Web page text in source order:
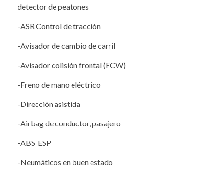
detector de peatones
-ASR Control de tracción
-Avisador de cambio de carril
-Avisador colisión frontal (FCW)
-Freno de mano eléctrico
-Dirección asistida
-Airbag de conductor, pasajero
-ABS, ESP
-Neumáticos en buen estado